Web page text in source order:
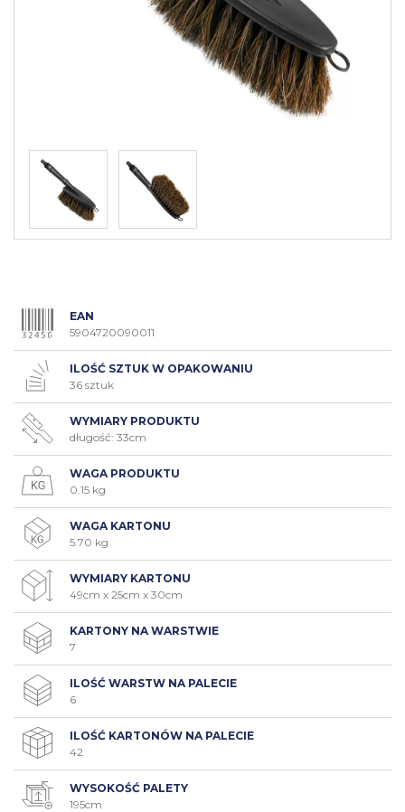
EAN
5904720090011
ILOŚĆ SZTUK W OPAKOWANIU
36 sztuk
WYMIARY PRODUKTU
długość: 33cm
WAGA PRODUKTU
0.15 kg
WAGA KARTONU
5.70 kg
WYMIARY KARTONU
49cm x 25cm x 30cm
KARTONY NA WARSTWIE
7
ILOŚĆ WARSTW NA PALECIE
6
ILOŚĆ KARTONÓW NA PALECIE
42
WYSOKOŚĆ PALETY
195cm